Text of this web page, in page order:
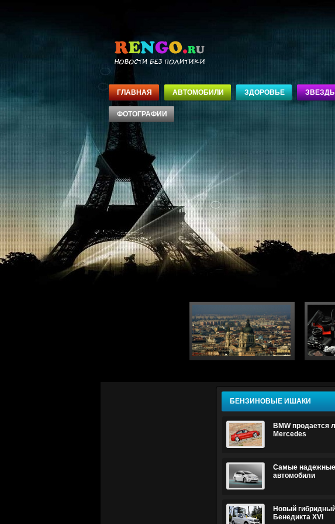
ГЛАВНАЯ АВТОМОБИЛИ ЗДОРОВЬЕ
ФОТОГРАФИИ
БЕНЗИНОВЫЕ ИШАКИ
BMW продается
Mercedes
Самые
автомобили
Новый
Бенедикта XVI